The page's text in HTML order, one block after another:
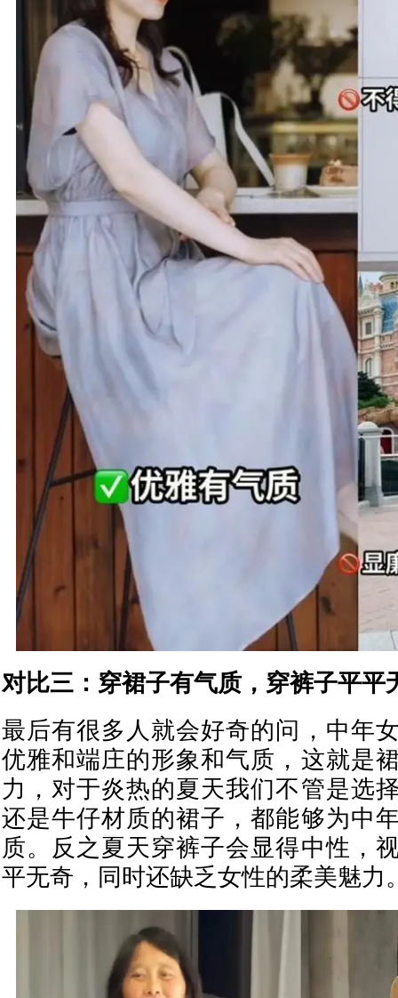
对比三：穿裙子有气质，穿裤子平平
最后有很多人就会好奇的问，中年
优雅和端庄的形象和气质，这就是
力，对于炎热的夏天我们不管是选
还是牛仔材质的裙子，都能够为中
质。反之夏天穿裤子会显得中性，
平无奇，同时还缺乏女性的柔美魅力